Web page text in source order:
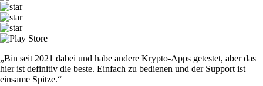
„Bin seit 2021 dabei und habe andere Krypto-Apps getestet, aber das
hier ist definitiv die beste. Einfach zu bedienen und der Support ist
einsame Spitze.“